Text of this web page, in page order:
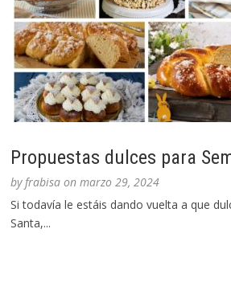
Propuestas dulces para
byfrabisa onmarzo 29, 2024
Si todavía le estáis dando vuelta a que
Santa,...